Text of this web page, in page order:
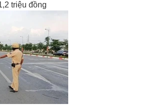
triệu đồng